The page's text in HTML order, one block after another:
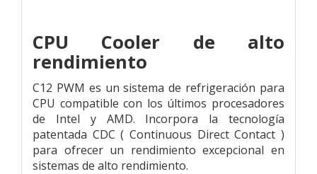
CPU Cooler de alto
rendimiento
C12 PWM es un sistema de refrigeración para
CPU compatible con los últimos procesadores
de Intel y AMD. Incorpora la tecnología
patentada CDC ( Continuous Direct Contact )
para ofrecer un rendimiento excepcional en
sistemas de alto rendimiento.